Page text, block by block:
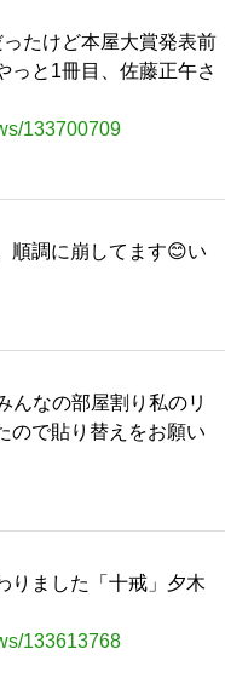
たけど本屋大賞発表前
っと1冊目、佐藤正午さ
133700709
順調に崩してます😊い
んなの部屋割り私のリ
ので貼り替えをお願い
りました「十戒」夕木
133613768